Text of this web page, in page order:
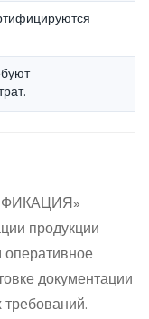
продукции
документации